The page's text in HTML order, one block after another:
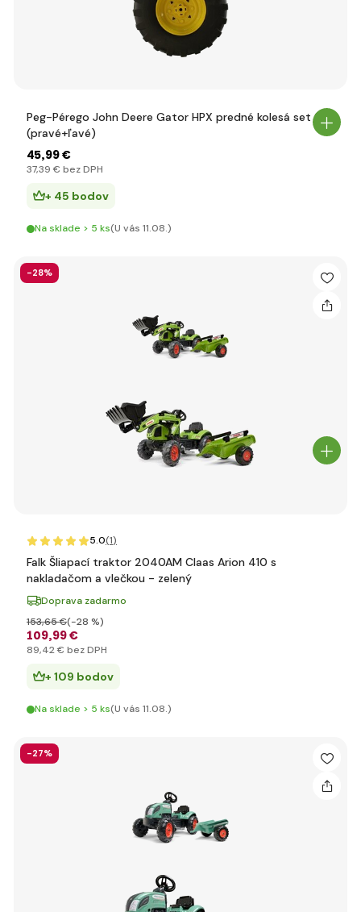
Peg-Pérego John Deere Gator HPX predné kolesá set 2x
(pravé+ľavé)
45,99 €
37,39 € bez DPH
+ 45 bodov
Na sklade > 5 ks(U vás 11.08.)
-28%
5.0(1)
Falk Šliapací traktor 2040AM Claas Arion 410 s
nakladačom a vlečkou - zelený
Doprava zadarmo
109,99 €
153,65 €(-28 %)
89,42 € bez DPH
+ 109 bodov
Na sklade > 5 ks(U vás 11.08.)
-27%